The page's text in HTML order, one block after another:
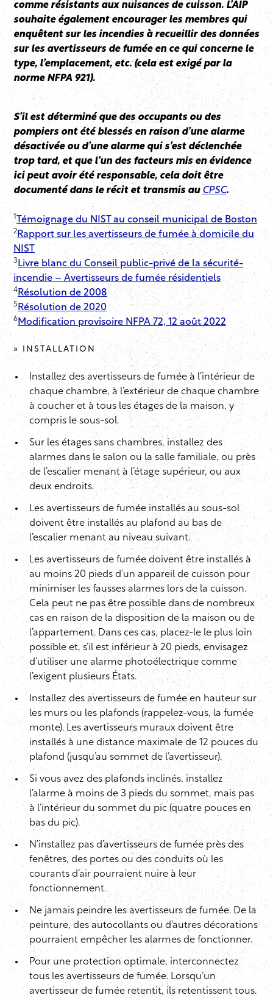
comme résistants aux nuisances de cuisson. L’AIP
souhaite également encourager les membres qui
enquêtent sur les incendies à recueillir des données
sur les avertisseurs de fumée en ce qui concerne le
type, l’emplacement, etc. (cela est exigé par la
norme NFPA 921).
S’il est déterminé que des occupants ou des
pompiers ont été blessés en raison d’une alarme
désactivée ou d’une alarme qui s’est déclenchée
trop tard, et que l’un des facteurs mis en évidence
ici peut avoir été responsable, cela doit être
documenté dans le récit et transmis au CPSC.
1 Témoignage du NIST au conseil municipal de Boston
2Rapport sur les avertisseurs de fumée à domicile du
NIST
3Livre blanc du Conseil public-privé de la sécurité-
incendie – Avertisseurs de fumée résidentiels
4Résolution de 2008
5Résolution de 2020
6Modification provisoire NFPA 72, 12 août 2022
» INSTALLATION
Installez des avertisseurs de fumée à l’intérieur de
chaque chambre, à l’extérieur de chaque chambre
à coucher et à tous les étages de la maison, y
compris le sous-sol.
Sur les étages sans chambres, installez des
alarmes dans le salon ou la salle familiale, ou près
de l’escalier menant à l’étage supérieur, ou aux
deux endroits.
Les avertisseurs de fumée installés au sous-sol
doivent être installés au plafond au bas de
l’escalier menant au niveau suivant.
Les avertisseurs de fumée doivent être installés à
au moins 20 pieds d’un appareil de cuisson pour
minimiser les fausses alarmes lors de la cuisson.
Cela peut ne pas être possible dans de nombreux
cas en raison de la disposition de la maison ou de
l’appartement. Dans ces cas, placez-le le plus loin
possible et, s’il est inférieur à 20 pieds, envisagez
d’utiliser une alarme photoélectrique comme
l’exigent plusieurs États.
Installez des avertisseurs de fumée en hauteur sur
les murs ou les plafonds (rappelez-vous, la fumée
monte). Les avertisseurs muraux doivent être
installés à une distance maximale de 12 pouces du
plafond (jusqu’au sommet de l’avertisseur).
Si vous avez des plafonds inclinés, installez
l’alarme à moins de 3 pieds du sommet, mais pas
à l’intérieur du sommet du pic (quatre pouces en
bas du pic).
N’installez pas d’avertisseurs de fumée près des
fenêtres, des portes ou des conduits où les
courants d’air pourraient nuire à leur
fonctionnement.
Ne jamais peindre les avertisseurs de fumée. De la
peinture, des autocollants ou d’autres décorations
pourraient empêcher les alarmes de fonctionner.
Pour une protection optimale, interconnectez
tous les avertisseurs de fumée. Lorsqu’un
avertisseur de fumée retentit, ils retentissent tous.